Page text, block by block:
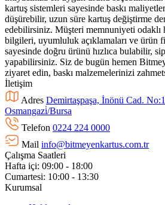
kartuş sistemleri sayesinde baskı
düşürebilir, uzun süre kartuş değiştirme
edebilirsiniz. Müşteri memnuniyeti odaklı
bilgileri, uyumluluk açıklamaları ve ürün
sayesinde doğru ürünü hızlıca bulabilir,
yapabilirsiniz. Siz de bugün hemen
ziyaret edin, baskı malzemelerinizi
İletişim
Adres Demirtaşpaşa, İnönü Cad.
Osmangazi̇/Bursa
Telefon 0224 224 0000
Mail info@bitmeyenkartus.com.tr
Çalışma Saatleri
Hafta içi: 09:00 - 18:00
Cumartesi: 10:00 - 13:30
Kurumsal